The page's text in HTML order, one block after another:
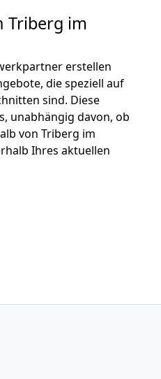
Triberg im
erstellen
die speziell auf
sind. Diese
unabhängig davon, ob
von Triberg im
Ihres aktuellen